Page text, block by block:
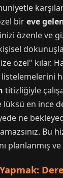
bireve
özenle ve
özel" kılar.
titizliğiyle
lüksü en ince
ne
Bu
planlanmış